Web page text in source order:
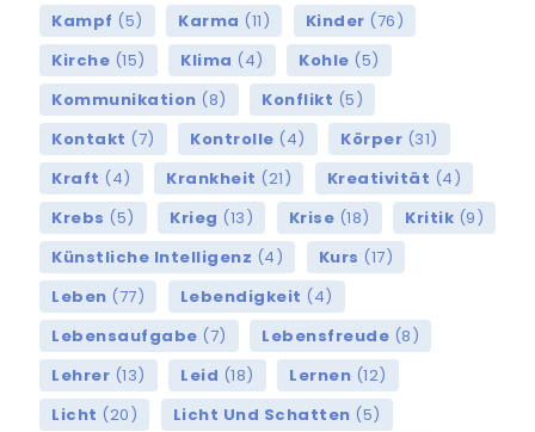
Kampf (5) Karma (11) Kinder (76)
Kirche (15) Klima (4) Kohle (5)
Kommunikation (8) Konflikt (5)
Kontakt (7) Kontrolle (4) Körper (31)
Kraft (4) Krankheit (21) Kreativität (4)
Krebs (5) Krieg (13) Krise (18) Kritik (9)
Künstliche Intelligenz (4) Kurs (17)
Leben (77) Lebendigkeit (4)
Lebensaufgabe (7) Lebensfreude (8)
Lehrer (13) Leid (18) Lernen (12)
Licht (20) Licht Und Schatten (5)